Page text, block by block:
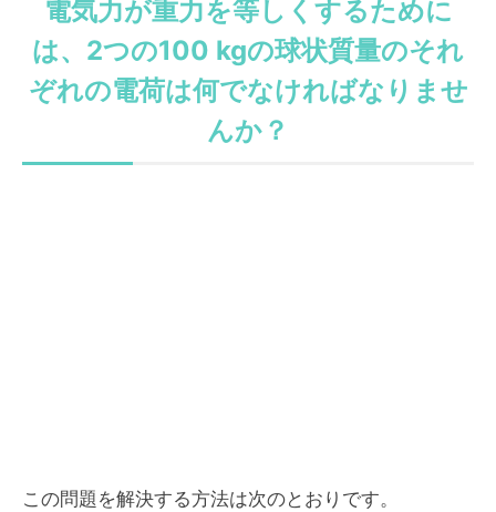
電気力が重力を等しくするために
は、2つの100 kgの球状質量のそれ
ぞれの電荷は何でなければなりませ
んか？
この問題を解決する方法は次のとおりです。